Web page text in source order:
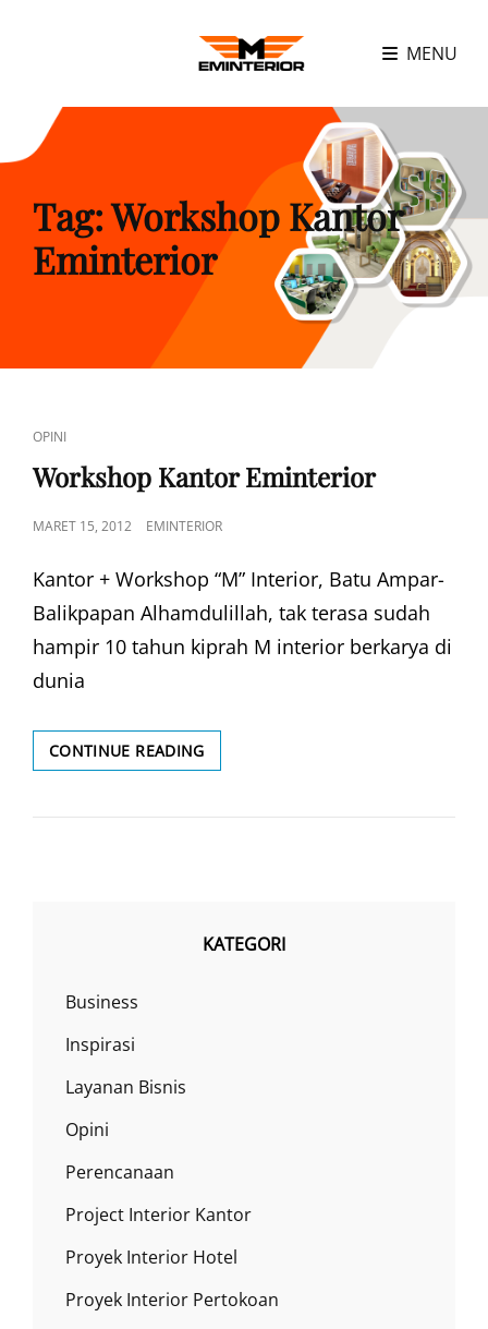
MENU
Tag:Workshop Kantor
Eminterior
CAT
LINKS
OPINI
Workshop Kantor Eminterior
POSTED
MARET 15, 2012 EMINTERIOR
Kantor + Workshop “M” Interior, Batu Ampar-
Balikpapan Alhamdulillah, tak terasa sudah
hampir 10 tahun kiprah M interior berkarya di
dunia
CONTINUE READINGWORKSHOP
KANTOR
KATEGORI
Business
Inspirasi
Layanan Bisnis
Opini
Perencanaan
Project Interior Kantor
Proyek Interior Hotel
Proyek Interior Pertokoan